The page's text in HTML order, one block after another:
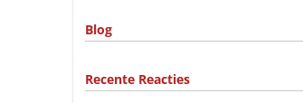
Blog
Recente Reacties